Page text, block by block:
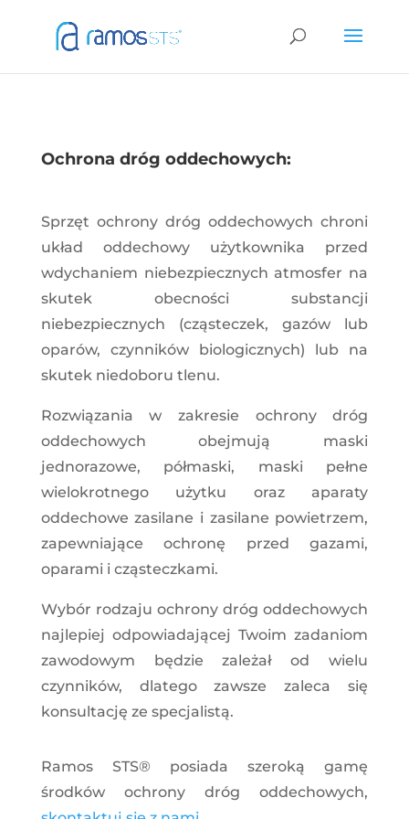
Ochrona dróg oddechowych:
Sprzęt ochrony dróg oddechowych chroni
układ oddechowy użytkownika przed
wdychaniem niebezpiecznych atmosfer na
skutek obecności substancji
niebezpiecznych (cząsteczek, gazów lub
oparów, czynników biologicznych) lub na
skutek niedoboru tlenu.
Rozwiązania w zakresie ochrony dróg
oddechowych obejmują maski
jednorazowe, półmaski, maski pełne
wielokrotnego użytku oraz aparaty
oddechowe zasilane i zasilane powietrzem,
zapewniające ochronę przed gazami,
oparami i cząsteczkami.
Wybór rodzaju ochrony dróg oddechowych
najlepiej odpowiadającej Twoim zadaniom
zawodowym będzie zależał od wielu
czynników, dlatego zawsze zaleca się
konsultację ze specjalistą.
Ramos STS® posiada szeroką gamę
środków ochrony dróg oddechowych,